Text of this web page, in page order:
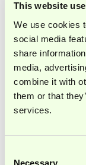
This website
We use cookies
social media
share
media,
combine it with
them or that
services.
Necessary
Das
Rolle im
Risiken und
Beteiligungen
erwarteten